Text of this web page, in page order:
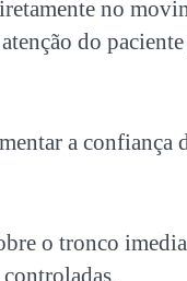
no
do paciente
a confiança
o tronco